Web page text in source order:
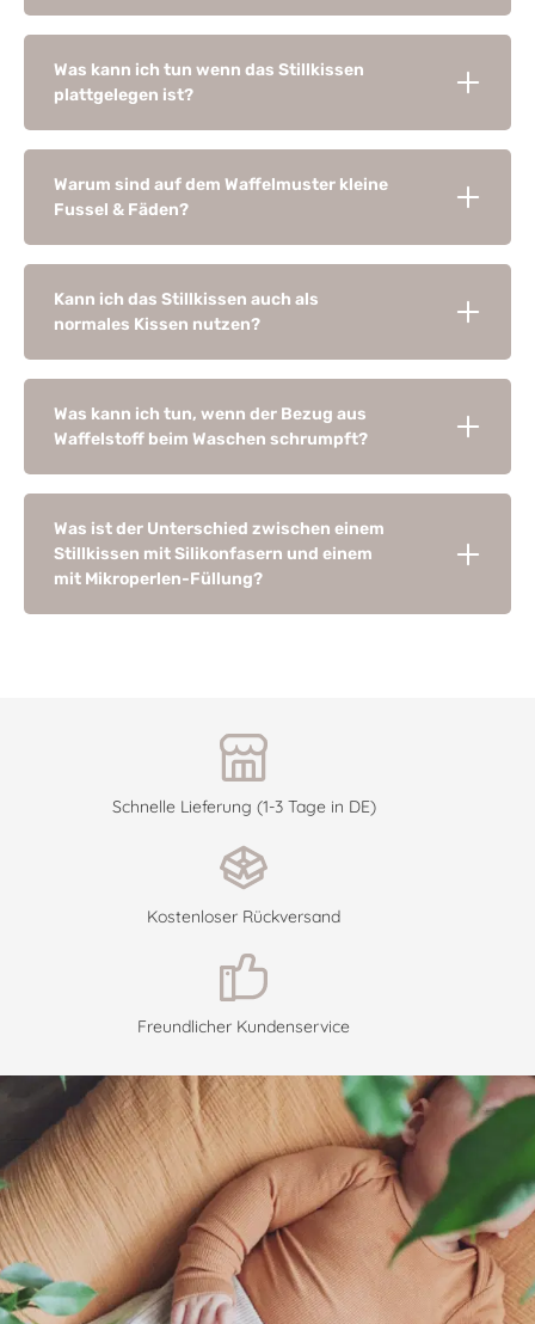
Was kann ich tun wenn das Stillkissen
plattgelegen ist?
Warum sind auf dem Waffelmuster kleine
Fussel & Fäden?
Kann ich das Stillkissen auch als
normales Kissen nutzen?
Was kann ich tun, wenn der Bezug aus
Waffelstoff beim Waschen schrumpft?
Was ist der Unterschied zwischen einem
Stillkissen mit Silikonfasern und einem
mit Mikroperlen-Füllung?
Schnelle Lieferung (1-3 Tage in DE)
Kostenloser Rückversand
Freundlicher Kundenservice